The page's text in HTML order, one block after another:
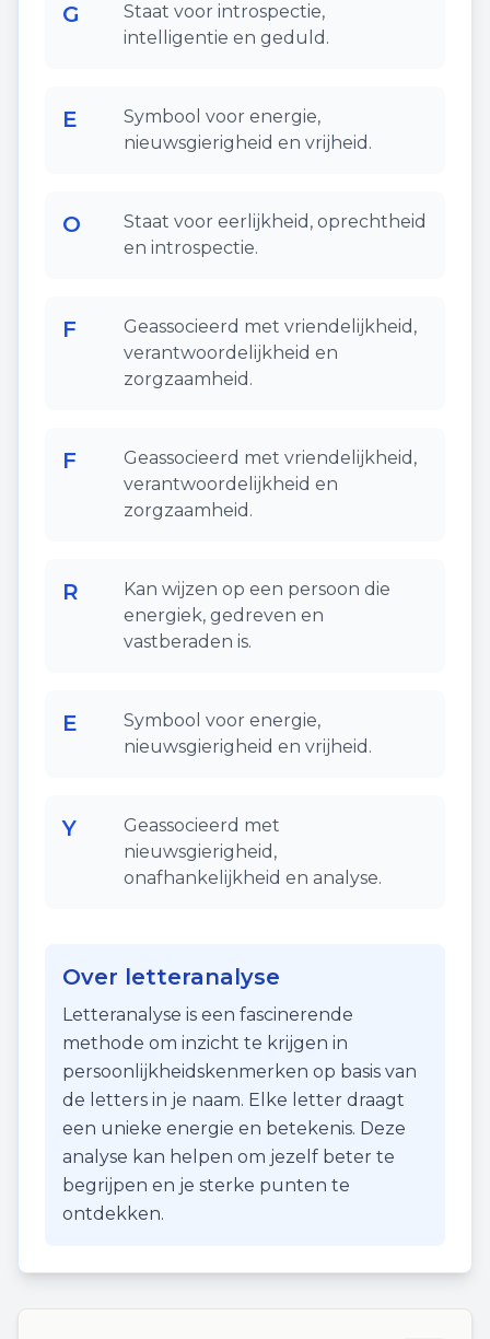
G
Staat voor introspectie,
intelligentie en geduld.
E
Symbool voor energie,
nieuwsgierigheid en vrijheid.
O
Staat voor eerlijkheid, oprechtheid
en introspectie.
F
Geassocieerd met vriendelijkheid,
verantwoordelijkheid en
zorgzaamheid.
F
Geassocieerd met vriendelijkheid,
verantwoordelijkheid en
zorgzaamheid.
R
Kan wijzen op een persoon die
energiek, gedreven en
vastberaden is.
E
Symbool voor energie,
nieuwsgierigheid en vrijheid.
Y
Geassocieerd met
nieuwsgierigheid,
onafhankelijkheid en analyse.
Over letteranalyse
Letteranalyse is een fascinerende
methode om inzicht te krijgen in
persoonlijkheidskenmerken op basis van
de letters in je naam. Elke letter draagt
een unieke energie en betekenis. Deze
analyse kan helpen om jezelf beter te
begrijpen en je sterke punten te
ontdekken.